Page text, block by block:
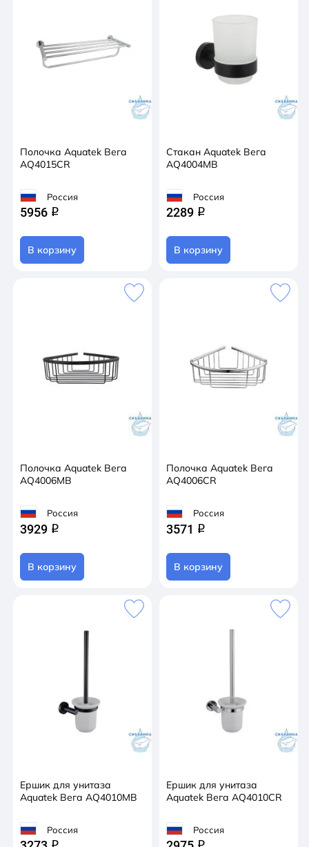
Полочка Aquatek Вега
AQ4015CR
Россия
5956 q
В корзину
Стакан Aquatek Вега
AQ4004MB
Россия
2289 q
В корзину
Полочка Aquatek Вега
AQ4006MB
Россия
3929 q
В корзину
Полочка Aquatek Вега
AQ4006CR
Россия
3571 q
В корзину
Ершик для унитаза
Aquatek Вега AQ4010MB
Россия
q
Ершик для унитаза
Aquatek Вега AQ4010CR
Россия
q